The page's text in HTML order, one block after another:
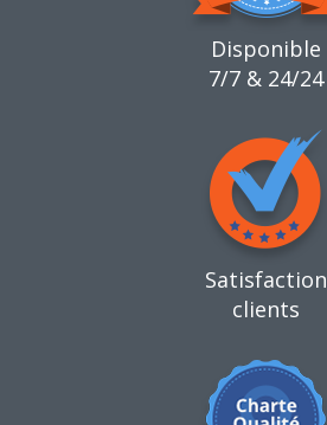
Disponible
7/7 & 24/24
Satisfaction
clients